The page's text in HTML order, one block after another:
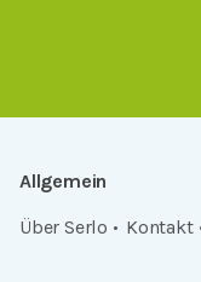
Allgemein
Über Serlo
Kontakt